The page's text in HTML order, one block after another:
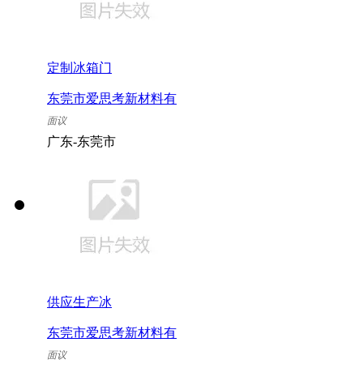
定制冰箱门
东莞市爱思考新材料有
限公司
面议
广东-东莞市
供应生产冰
东莞市爱思考新材料有
限公司
面议